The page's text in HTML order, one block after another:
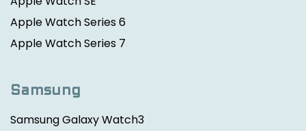
Apple Watch Series 6
Apple Watch Series 7
Samsung
Samsung Galaxy Watch3